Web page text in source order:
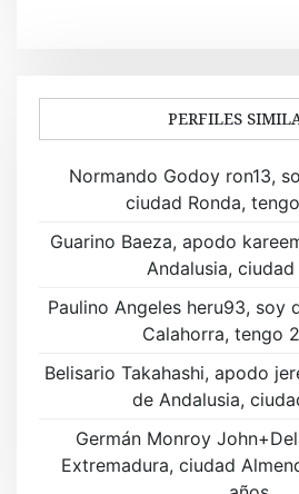
ó
n
e
PERFILES
Normando Godoy ron13,
ciudad Ronda,
Guarino Baeza, apodo
Andalusia, ciudad
Paulino Angeles heru93, soy
Calahorra, tengo
Belisario Takahashi, apodo
de Andalusia,
Germán Monroy
Extremadura, ciudad